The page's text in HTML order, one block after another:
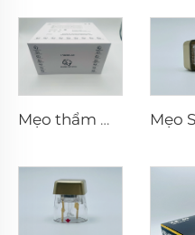
Mẹo thẩm mỹ Pixel8 RF Rohrer 25 49 64